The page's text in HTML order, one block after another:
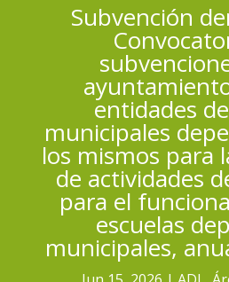
Subvención
entidades
municipales
los mismos para
de actividades
para el
escuelas
municipales,